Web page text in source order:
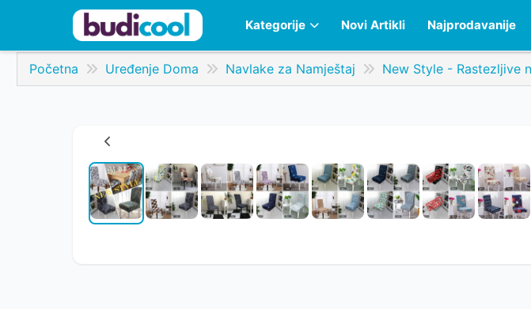
Kategorije Novi Artikli Najprodavanije
Početna Uređenje Doma Navlake za Namještaj New Style - Rastezljive